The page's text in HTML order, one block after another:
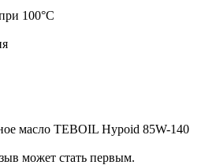
100°С
масло TEBOIL Hypoid 85W-140
может стать первым.